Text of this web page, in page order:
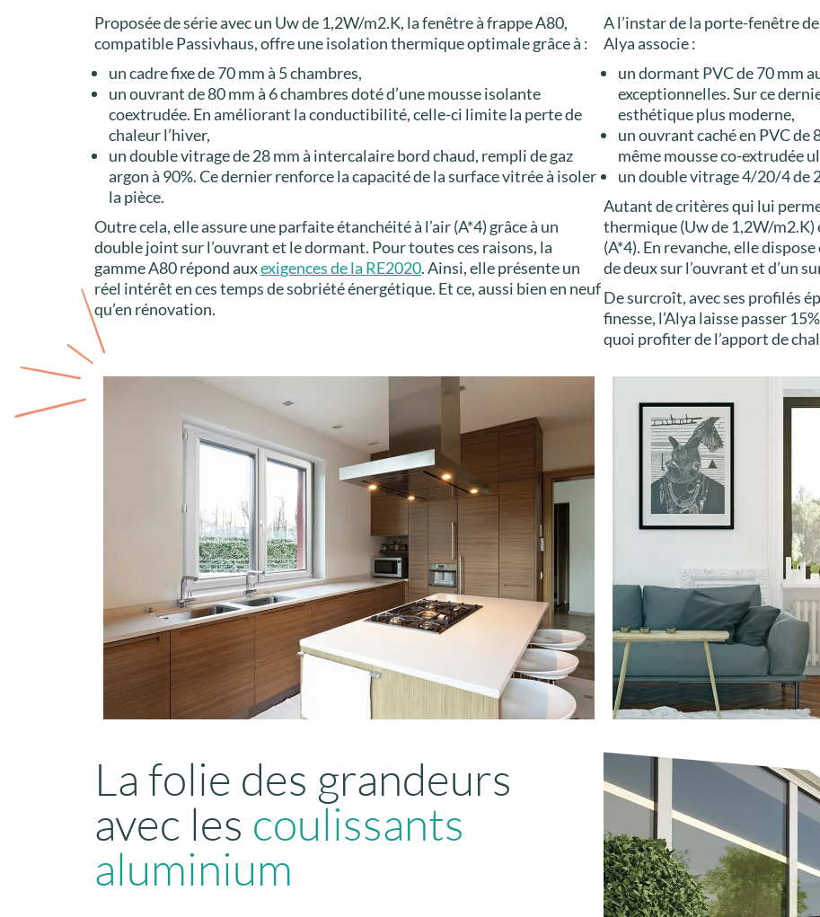
Proposée de série avec un Uw de 1,2W/m2.K, la fenêtre à frappe A80,
compatible Passivhaus, offre une isolation thermique optimale grâce à :
un cadre fixe de 70 mm à 5 chambres,
un ouvrant de 80 mm à 6 chambres doté d’une mousse isolante
coextrudée. En améliorant la conductibilité, celle-ci limite la perte de
chaleur l’hiver,
un double vitrage de 28 mm à intercalaire bord chaud, rempli de gaz
argon à 90%. Ce dernier renforce la capacité de la surface vitrée à isoler
la pièce.
Outre cela, elle assure une parfaite étanchéité à l’air (A*4) grâce à un
double joint sur l’ouvrant et le dormant. Pour toutes ces raisons, la
gamme A80 répond auxexigences de la RE2020. Ainsi, elle présente un
réel intérêt en ces temps de sobriété énergétique. Et ce, aussi bien en neuf
qu’en rénovation.
A l’instar de la porte-fenêtre
Alya associe :
un dormant PVC de 70 mm
exceptionnelles. Sur ce
esthétique plus moderne,
un ouvrant caché en PVC
même mousse co-extrudée
un double vitrage 4/20/4 de
Autant de critères qui lui
thermique (Uw de 1,2W/m2.K)
(A*4). En revanche, elle
de deux sur l’ouvrant et d’un
De surcroît, avec ses profilés
finesse, l’Alya laisse passer
quoi profiter de l’apport de
La folie des grandeurs
avec les coulissants
aluminium